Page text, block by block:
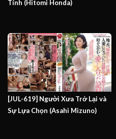
Tính (Hitomi Honda)
[JUL-619] Người Xưa Trở Lại và
Sự Lựa Chọn (Asahi Mizuno)